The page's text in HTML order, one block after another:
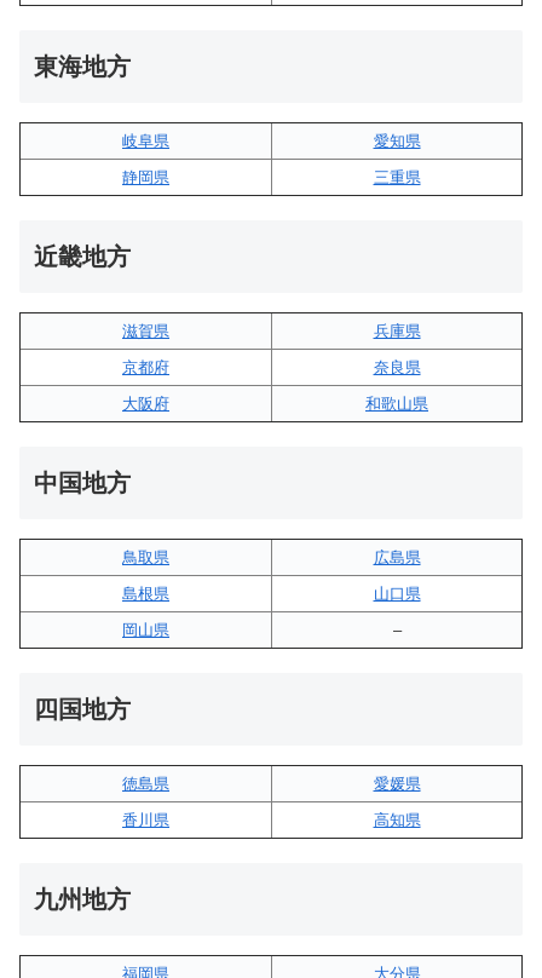
東海地方
岐阜県
愛知県
静岡県
三重県
近畿地方
滋賀県
兵庫県
京都府
奈良県
大阪府
和歌山県
中国地方
鳥取県
広島県
島根県
山口県
岡山県
–
四国地方
徳島県
愛媛県
香川県
高知県
九州地方
福岡県 大分県